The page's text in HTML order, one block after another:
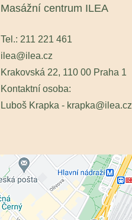
Masážní centrum ILEA
Tel.: 211 221 461
ilea@ilea.cz
Krakovská 22, 110 00 Praha 1
Kontaktní osoba:
Luboš Krapka - krapka@ilea.cz